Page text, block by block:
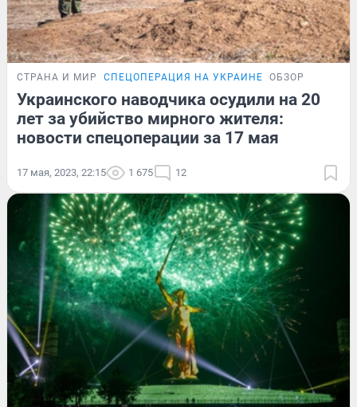
СТРАНА И МИР СПЕЦОПЕРАЦИЯ НА УКРАИНЕ ОБЗОР
Украинского наводчика осудили на 20
лет за убийство мирного жителя:
новости спецоперации за 17 мая
17 мая, 2023, 22:15 1 675 12